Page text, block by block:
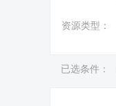
资源类型：
已选条件：